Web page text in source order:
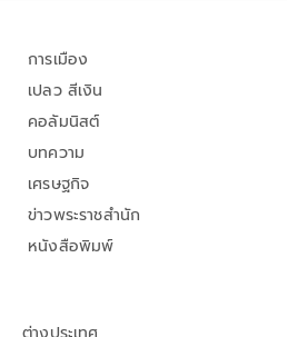
การเมือง
เปลว สีเงิน
คอลัมนิสต์
บทความ
เศรษฐกิจ
ข่าวพระราชสำนัก
หนังสือพิมพ์